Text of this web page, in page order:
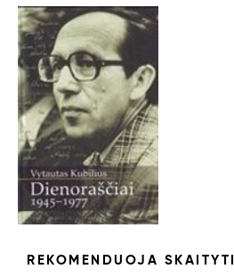
REKOMENDUOJA SKAITYTI